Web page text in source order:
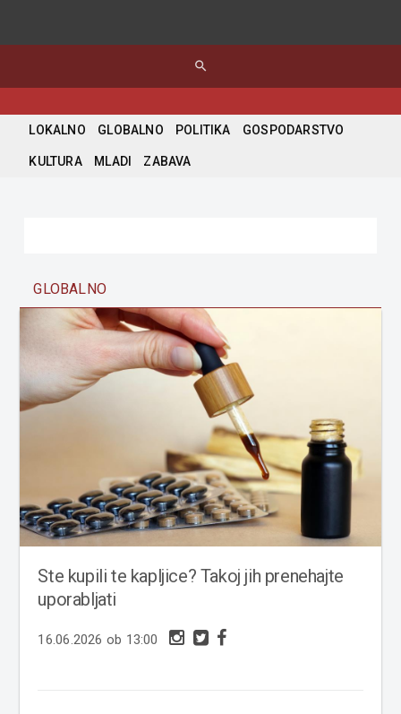
search
LOKALNO GLOBALNO POLITIKA GOSPODARSTVO
KULTURA MLADI ZABAVA
GLOBALNO
Ste kupili te kapljice? Takoj jih prenehajte
uporabljati
16.06.2026 ob 13:00